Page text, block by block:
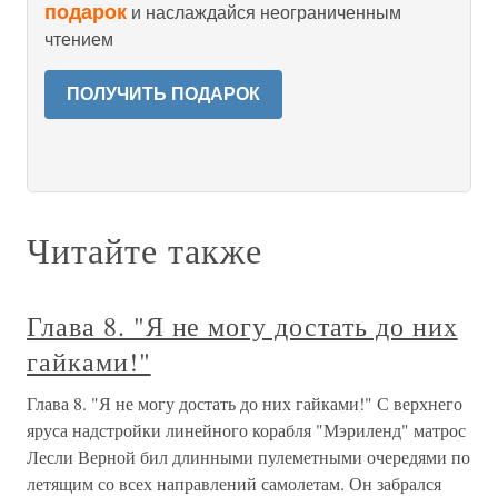
подарок и наслаждайся неограниченным
чтением
ПОЛУЧИТЬ ПОДАРОК
Читайте также
Глава 8. "Я не могу достать до них
гайками!"
Глава 8. "Я не могу достать до них гайками!" С верхнего
яруса надстройки линейного корабля "Мэриленд" матрос
Лесли Верной бил длинными пулеметными очередями по
летящим со всех направлений самолетам. Он забрался